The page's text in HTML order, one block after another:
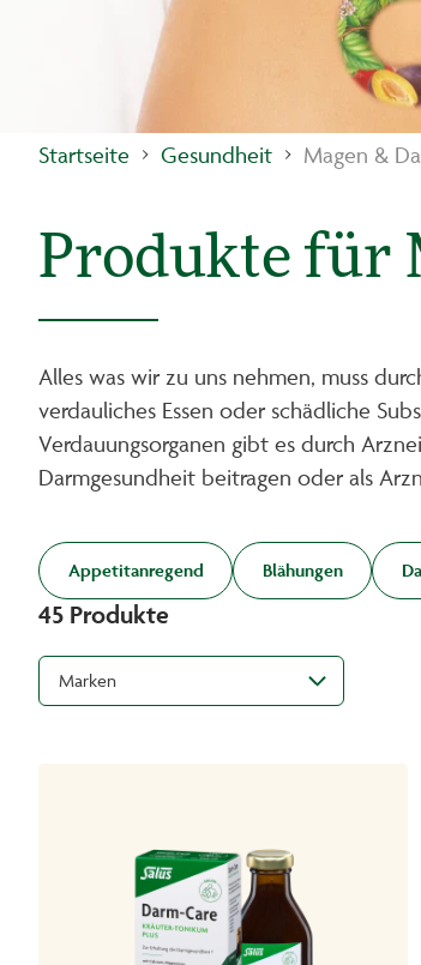
Startseite Gesundheit Magen &
Produkte für
Alles was wir zu uns nehmen, muss
verdauliches Essen oder schädliche
Verdauungsorganen gibt es durch
Darmgesundheit beitragen oder als
Appetitanregend Blähungen
45 Produkte
Marken